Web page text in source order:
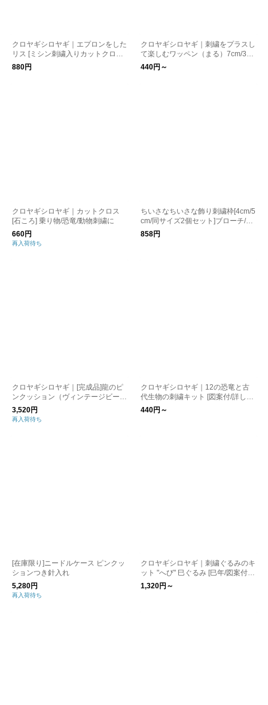
クロヤギシロヤギ｜エプロンをした
リス [ミシン刺繍入りカットクロス]
お礼/母の日/りす
880円
クロヤギシロヤギ｜刺繍をプラスし
て楽しむワッペン（まる）7cm/3col
ors
440円～
クロヤギシロヤギ｜カットクロス
[石ころ] 乗り物/恐竜/動物刺繍に
660円
再入荷待ち
ちいさなちいさな飾り刺繍枠[4cm/5
cm/同サイズ2個セット]ブローチ/オ
ーナメント/ピンクッション
858円
クロヤギシロヤギ｜[完成品]龍のピ
ンクッション（ヴィンテージビーズ
のまち針付き）[刺繍道具/手芸道具/
辰年/竜]
3,520円
再入荷待ち
クロヤギシロヤギ｜12の恐竜と古
代生物の刺繍キット [図案付/詳しい
説明/ダイナソー/初心者も楽しい]
440円～
[在庫限り]ニードルケース ピンクッ
ションつき針入れ
5,280円
再入荷待ち
クロヤギシロヤギ｜刺繍ぐるみのキ
ット "へび" 巳ぐるみ [巳年/図案付/
ヘビ]
1,320円～